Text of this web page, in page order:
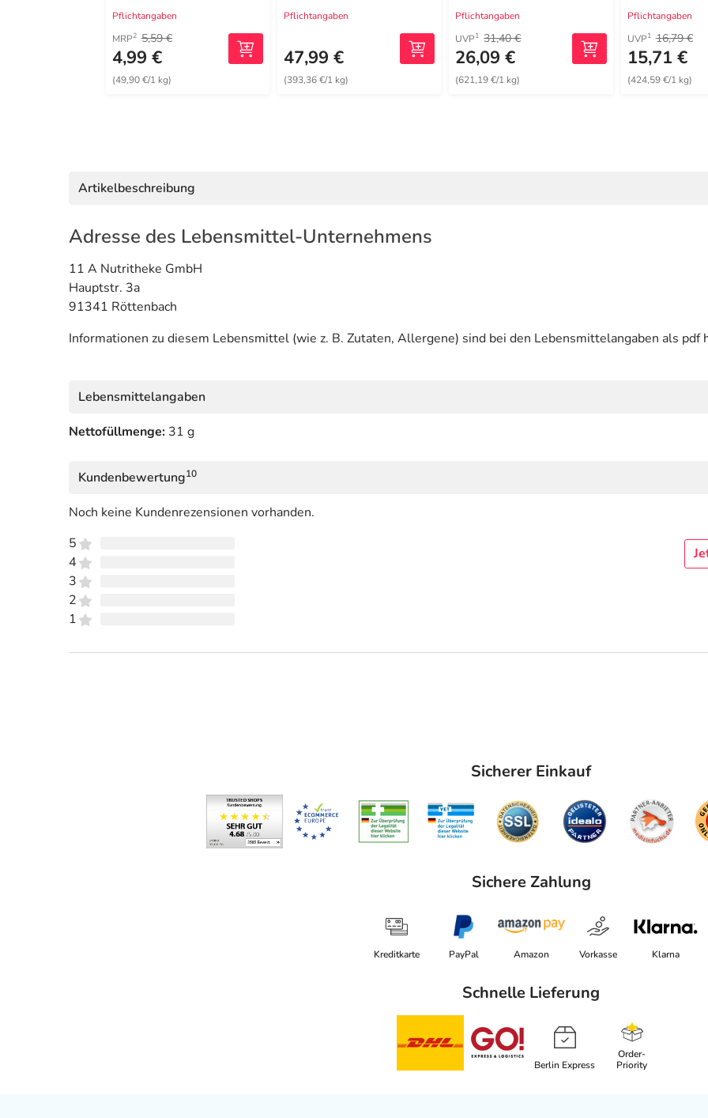
Pflichtangaben
MRP2 5,59 €
4,99 €
(49,90 €/1 kg)
Pflichtangaben
47,99 €
(393,36 €/1 kg)
Pflichtangaben
UVP1 31,40 €
26,09 €
(621,19 €/1 kg)
Pflichtangaben
UVP1 16,79 €
15,71 €
(424,59 €/1 kg)
Artikelbeschreibung
Adresse des Lebensmittel-Unternehmens
11 A Nutritheke GmbH
Hauptstr. 3a
91341 Röttenbach
Informationen zu diesem Lebensmittel (wie z. B. Zutaten, Allergene) sind bei den Lebensmittelangaben als pdf
Lebensmittelangaben
Nettofüllmenge: 31 g
Kundenbewertung10
Noch keine Kundenrezensionen vorhanden.
5
4
3
2
1
Sicherer Einkauf
Sichere Zahlung
Kreditkarte PayPal Amazon Vorkasse Klarna
Schnelle Lieferung
Berlin Express
Order-
Priority